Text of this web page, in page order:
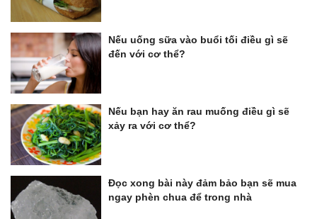
Nếu uống sữa vào buổi tối điều gì sẽ
đến với cơ thể?
Nếu bạn hay ăn rau muống điều gì sẽ
xảy ra với cơ thể?
Đọc xong bài này đảm bảo bạn sẽ mua
ngay phèn chua để trong nhà